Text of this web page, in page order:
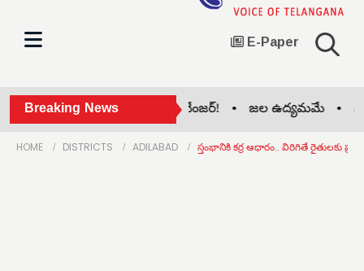
E-Paper
Breaking News
ఇండ్లు.. రేవంత్ గేమ్ చేంజర్! •జల ఉద్యమమే •నిధుల
HOME DISTRICTS ADILABAD స్తంభానికి కర్ర ఆధారం.. విరిగితే రైతులకు